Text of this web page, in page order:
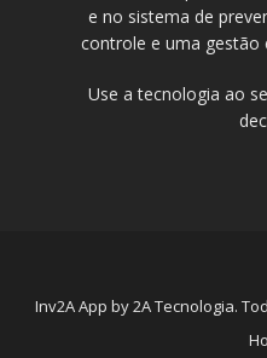
e no sistema de
controle e uma gestão
Use a tecnologia ao
Inv2A App by 2A Tecnologia.